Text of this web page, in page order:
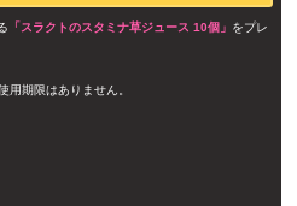
「スラクトのスタミナ草ジュース 10個」 をプレ
期限はありません。